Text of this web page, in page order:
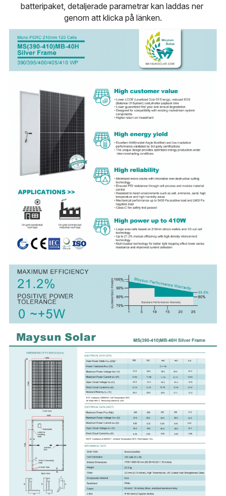
batteripaket, detaljerade parametrar kan laddas ner
genom att klicka på länken.